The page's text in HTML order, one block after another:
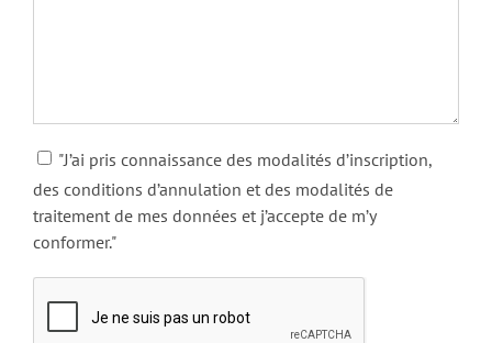
"J’ai pris connaissance des modalités d’inscription,
des conditions d’annulation et des modalités de
traitement de mes données et j’accepte de m’y
conformer."